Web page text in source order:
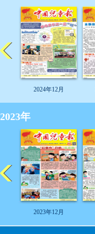
2024年12月
2023年
2023年12月